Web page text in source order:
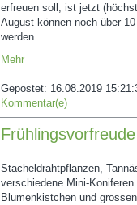
erfreuen soll, ist jetzt
August können noch über
werden.
Mehr
Gepostet: 16.08.2019
Kommentar(e)
Stacheldrahtpflanzen,
verschiedene Mini-
Blumenkistchen und